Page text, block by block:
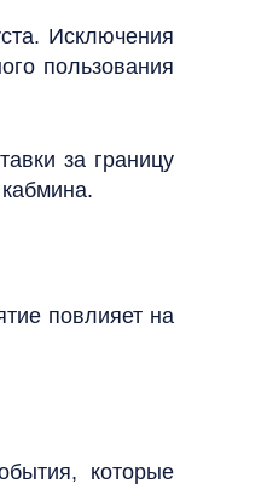
Исключения
пользования
за границу
повлияет на
которые